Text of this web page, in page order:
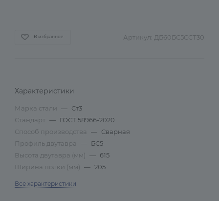
В избранное Артикул: ДБ60БС5ССТ30
Характеристики
Марка стали — Ст3
Стандарт — ГОСТ 58966-2020
Способ производства
— Сварная
Профиль двутавра
— БС5
Высота двутавра (мм) — 615
Ширина полки (мм) — 205
Все характеристики